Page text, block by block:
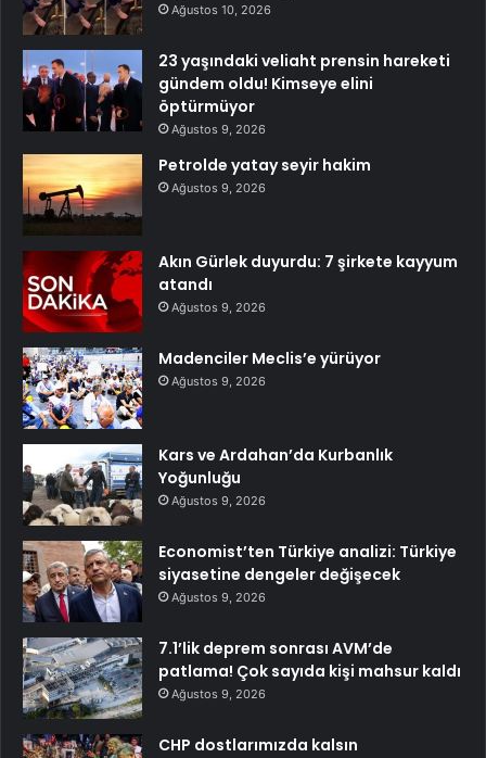
Ağustos 10, 2026
23 yaşındaki veliaht prensin hareketi
gündem oldu! Kimseye elini
öptürmüyor
Ağustos 9, 2026
Petrolde yatay seyir hakim
Ağustos 9, 2026
Akın Gürlek duyurdu: 7 şirkete kayyum
atandı
Ağustos 9, 2026
Madenciler Meclis’e yürüyor
Ağustos 9, 2026
Kars ve Ardahan’da Kurbanlık
Yoğunluğu
Ağustos 9, 2026
Economist’ten Türkiye analizi: Türkiye
siyasetine dengeler değişecek
Ağustos 9, 2026
7.1’lik deprem sonrası AVM’de
patlama! Çok sayıda kişi mahsur kaldı
Ağustos 9, 2026
CHP dostlarımızda kalsın